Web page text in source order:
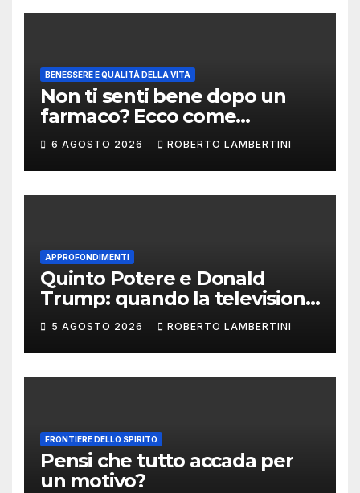
BENESSERE E QUALITÀ DELLA VITA
Non ti senti bene dopo un
farmaco? Ecco come
segnalare una sospetta
reazione avversa
6 AGOSTO 2026 ROBERTO LAMBERTINI
APPROFONDIMENTI
Quinto Potere e Donald
Trump: quando la televisione
smette di raccontare il
potere e comincia a
fabbricarlo
5 AGOSTO 2026 ROBERTO LAMBERTINI
FRONTIERE DELLO SPIRITO
Pensi che tutto accada per
un motivo?